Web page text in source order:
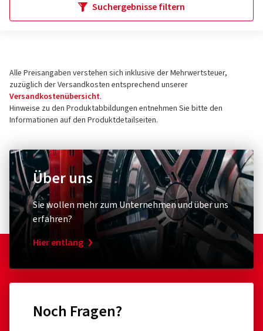
Suchergebnisse filtern
Alle Preisangaben verstehen sich inklusive der Mehrwertsteuer,
zuzüglich der Versandkosten entsprechend unserer
Versandkostenübersicht.
Hinweise zu den Produktabbildungen entnehmen Sie bitte den
Informationen auf den Produktdetailseiten.
Über uns
Sie wollen mehr zum Unternehmen und über uns
erfahren?
Hier entlang
Noch Fragen?